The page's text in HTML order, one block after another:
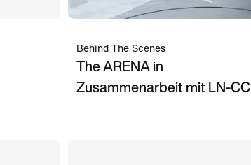
Behind The Scenes
The ARENA in
Zusammenarbeit mit LN-CC